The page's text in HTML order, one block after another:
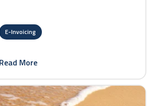
E-Invoicing
Read More
link